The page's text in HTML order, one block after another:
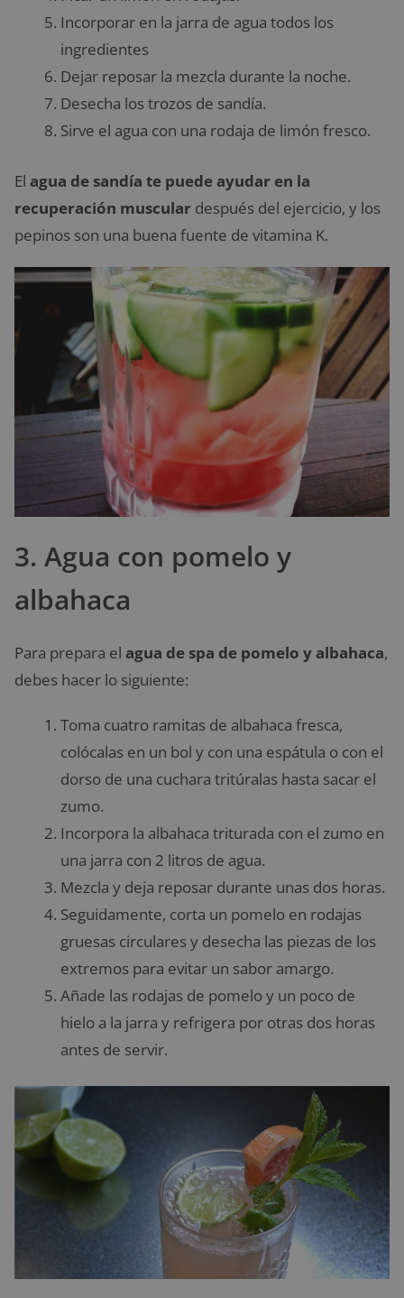
Incorporar en la jarra de agua todos los
ingredientes
Dejar reposar la mezcla durante la noche.
Desecha los trozos de sandía.
Sirve el agua con una rodaja de limón fresco.
El agua de sandía te puede ayudar en la
recuperación muscular después del ejercicio, y los
pepinos son una buena fuente de vitamina K.
3. Agua con pomelo y
albahaca
Para prepara el agua de spa de pomelo y albahaca,
debes hacer lo siguiente:
Toma cuatro ramitas de albahaca fresca,
colócalas en un bol y con una espátula o con el
dorso de una cuchara tritúralas hasta sacar el
zumo.
Incorpora la albahaca triturada con el zumo en
una jarra con 2 litros de agua.
Mezcla y deja reposar durante unas dos horas.
Seguidamente, corta un pomelo en rodajas
gruesas circulares y desecha las piezas de los
extremos para evitar un sabor amargo.
Añade las rodajas de pomelo y un poco de
hielo a la jarra y refrigera por otras dos horas
antes de servir.